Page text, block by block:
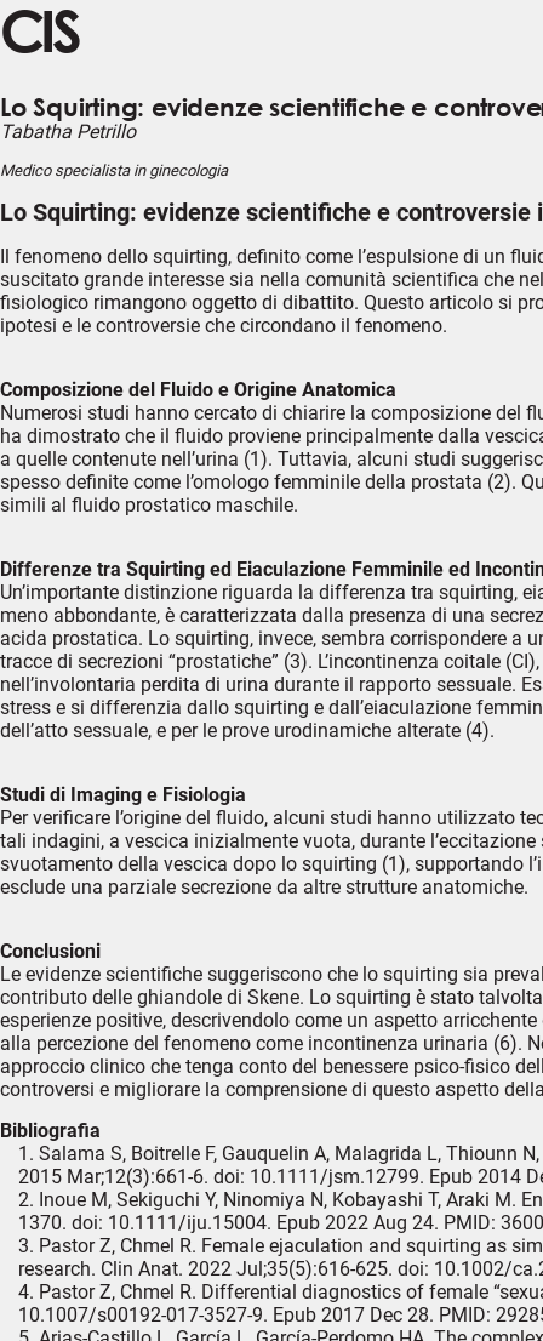
CIS
Lo Squirting: evidenze scientifiche e
Tabatha Petrillo
Medico specialista in ginecologia
Lo Squirting: evidenze scientifiche e controversie
Il fenomeno dello squirting, definito come l’espulsione di un
suscitato grande interesse sia nella comunità scientifica che
fisiologico rimangono oggetto di dibattito. Questo articolo si
ipotesi e le controversie che circondano il fenomeno.
Composizione del Fluido e Origine Anatomica
Numerosi studi hanno cercato di chiarire la composizione del
ha dimostrato che il fluido proviene principalmente dalla
a quelle contenute nell’urina (1). Tuttavia, alcuni studi
spesso definite come l’omologo femminile della prostata (2).
simili al fluido prostatico maschile.
Differenze tra Squirting ed Eiaculazione Femminile ed
Un’importante distinzione riguarda la differenza tra squirting,
meno abbondante, è caratterizzata dalla presenza di una
acida prostatica. Lo squirting, invece, sembra corrispondere
tracce di secrezioni “prostatiche” (3). L’incontinenza coitale
nell’involontaria perdita di urina durante il rapporto sessuale.
stress e si differenzia dallo squirting e dall’eiaculazione
dell’atto sessuale, e per le prove urodinamiche alterate (4).
Studi di Imaging e Fisiologia
Per verificare l’origine del fluido, alcuni studi hanno utilizzato
tali indagini, a vescica inizialmente vuota, durante
svuotamento della vescica dopo lo squirting (1), supportando
esclude una parziale secrezione da altre strutture anatomiche.
Conclusioni
Le evidenze scientifiche suggeriscono che lo squirting sia
contributo delle ghiandole di Skene. Lo squirting è stato
esperienze positive, descrivendolo come un aspetto
alla percezione del fenomeno come incontinenza urinaria
approccio clinico che tenga conto del benessere psico-fisico
controversi e migliorare la comprensione di questo aspetto
Bibliografia
Salama S, Boitrelle F, Gauquelin A, Malagrida L, Thiounn
2015 Mar;12(3):661-6. doi: 10.1111/jsm.12799. Epub 2014
Inoue M, Sekiguchi Y, Ninomiya N, Kobayashi T, Araki M.
1370. doi: 10.1111/iju.15004. Epub 2022 Aug 24. PMID:
Pastor Z, Chmel R. Female ejaculation and squirting as
research. Clin Anat. 2022 Jul;35(5):616-625. doi: 10.1002/
Pastor Z, Chmel R. Differential diagnostics of female
10.1007/s00192-017-3527-9. Epub 2017 Dec 28. PMID: